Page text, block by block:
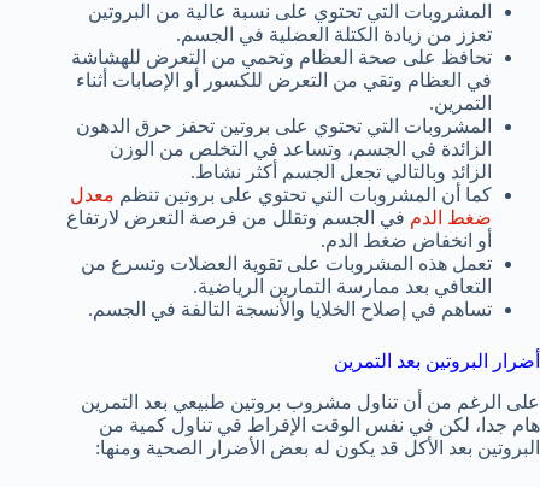
المشروبات التي تحتوي على نسبة عالية من البروتين
تعزز من زيادة الكتلة العضلية في الجسم.
تحافظ على صحة العظام وتحمي من التعرض للهشاشة
في العظام وتقي من التعرض للكسور أو الإصابات أثناء
التمرين.
المشروبات التي تحتوي على بروتين تحفز حرق الدهون
الزائدة في الجسم، وتساعد في التخلص من الوزن
الزائد وبالتالي تجعل الجسم أكثر نشاط.
كما أن المشروبات التي تحتوي على بروتين تنظم معدل
ضغط الدم في الجسم وتقلل من فرصة التعرض لارتفاع
أو انخفاض ضغط الدم.
تعمل هذه المشروبات على تقوية العضلات وتسرع من
التعافي بعد ممارسة التمارين الرياضية.
تساهم في إصلاح الخلايا والأنسجة التالفة في الجسم.
أضرار البروتين بعد التمرين
على الرغم من أن تناول مشروب بروتين طبيعي بعد التمرين
هام جدا، لكن في نفس الوقت الإفراط في تناول كمية من
البروتين بعد الأكل قد يكون له بعض الأضرار الصحية ومنها: